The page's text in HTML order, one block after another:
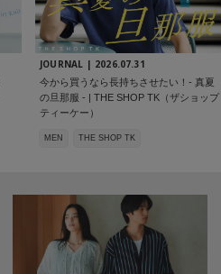
JOURNAL | 2026.07.31
今から買うなら長持ちさせたい！- 真夏
の旦那服 - | THE SHOP TK（ザショップ
ティーケー）
MEN THE SHOP TK